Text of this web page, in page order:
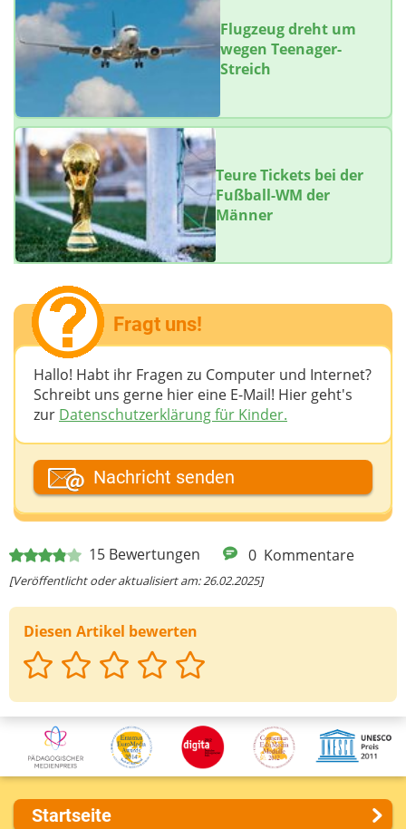
15 Bewertungen 0 Kommentare
[Veröffentlicht oder aktualisiert am: 26.02.2025]
Diesen Artikel bewerten
Flugzeug dreht um
wegen Teenager-
Streich
Teure Tickets bei der
Fußball-WM der
Männer
Fragt uns!
Hallo! Habt ihr Fragen zu Computer und Internet?
Schreibt uns gerne hier eine E-Mail! Hier geht's
zur Datenschutzerklärung für Kinder.
Dein Fantasiename
Deine E-Mail-Adresse (wenn du eine Antwort
möchtest)
Deine Nachricht
Nachricht senden
Startseite